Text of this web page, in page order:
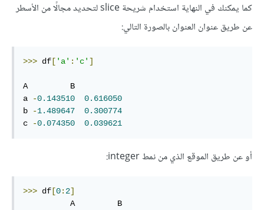
كما يمكنك في النهاية استخدام شريحة slice لتحديد مجالًا من الأسطر
عن طريق عنوان العنوان بالصورة التالي:
>>> df [ 'a' : 'c' ]
A         B
a
-0.143510
0.616050
b
-1.489647
0.300774
c
-0.074350 0.039621
أو عن طريق الموقع الذي من نمط integer:
>>> df [0: 2]